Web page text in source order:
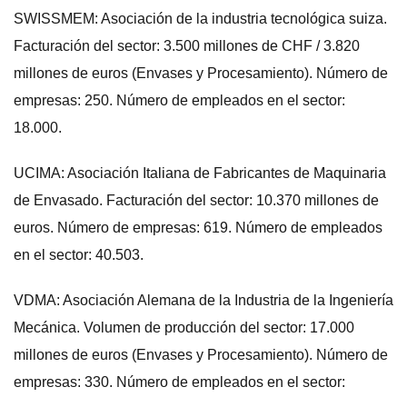
SWISSMEM: Asociación de la industria tecnológica suiza.
Facturación del sector: 3.500 millones de CHF / 3.820
millones de euros (Envases y Procesamiento). Número de
empresas: 250. Número de empleados en el sector:
18.000.
UCIMA: Asociación Italiana de Fabricantes de Maquinaria
de Envasado. Facturación del sector: 10.370 millones de
euros. Número de empresas: 619. Número de empleados
en el sector: 40.503.
VDMA: Asociación Alemana de la Industria de la Ingeniería
Mecánica. Volumen de producción del sector: 17.000
millones de euros (Envases y Procesamiento). Número de
empresas: 330. Número de empleados en el sector: